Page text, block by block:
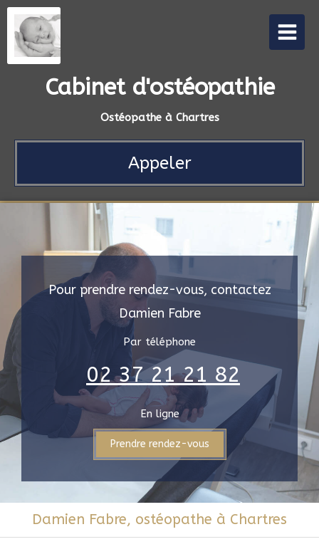
Cabinet d'ostéopathie
Ostéopathe à Chartres
Appeler
Pour prendre rendez-vous, contactez
Damien Fabre
Par téléphone
02 37 21 21 82
En ligne
Prendre rendez-vous
Damien Fabre, ostéopathe à Chartres